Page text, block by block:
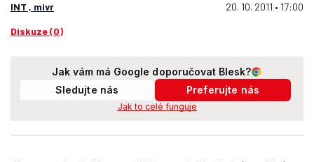
INT , mivr 20. 10. 2011 • 17:00
Diskuze (0)
Jak vám má Google doporučovat Blesk?
Sledujte nás
Preferujte nás
Jak to celé funguje